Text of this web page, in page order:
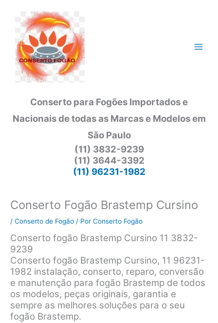
conteúdo
Conserto para Fogões Importados e
Nacionais de todas as Marcas e Modelos em
São Paulo
(11) 3832-9239
(11) 3644-3392
(11) 96231-1982
Conserto Fogão Brastemp Cursino
/Conserto de Fogão / PorConserto Fogão
Conserto fogão Brastemp Cursino 11 3832-
9239
Conserto fogão Brastemp Cursino, 11 96231-
1982 instalação, conserto, reparo, conversão
e manutenção para fogão Brastemp de todos
os modelos, peças originais, garantia e
sempre as melhores soluções para o seu
fogão Brastemp.